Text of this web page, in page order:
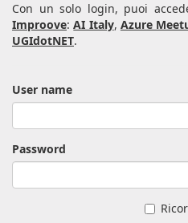
Con un solo login, puoi
Improove:AI Italy, Azure
UGIdotNET.
User name
Password